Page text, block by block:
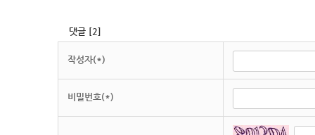
댓글 [2]
작성자(*)
비밀번호(*)